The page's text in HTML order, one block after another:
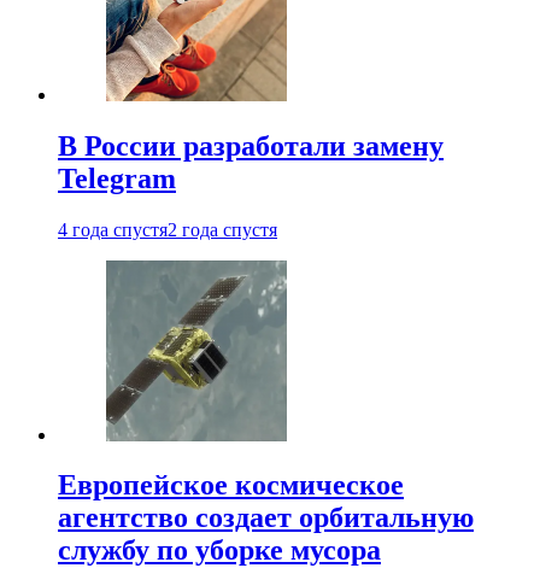
В России разработали замену
Telegram
4 года спустя2 года спустя
Европейское космическое
агентство создает орбитальную
службу по уборке мусора